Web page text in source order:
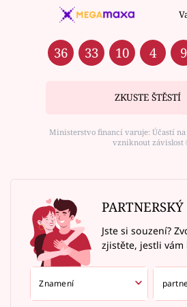
36 33 10 4 9
ZKUSTE ŠTĚSTÍ
Ministerstvo financí varuje: Účastí
vzniknout
Jste si souzení?
zjistěte, jestli vám